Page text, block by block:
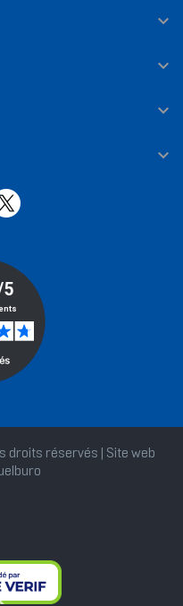




droits réservés | Site web